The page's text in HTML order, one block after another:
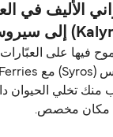
الأليف في
فيها على
تخلي الحيوان
مكان مخصص.